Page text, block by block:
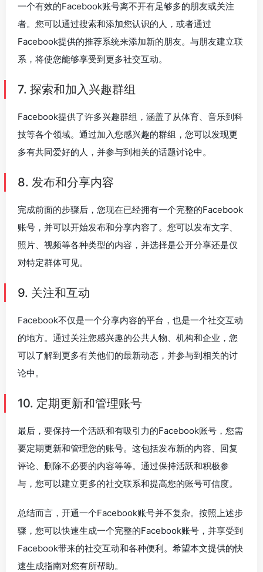
一个有效的Facebook账号离不开有足够多的朋友或关注
者。您可以通过搜索和添加您认识的人，或者通过
Facebook提供的推荐系统来添加新的朋友。与朋友建立联
系，将使您能够享受到更多社交互动。
7. 探索和加入兴趣群组
Facebook提供了许多兴趣群组，涵盖了从体育、音乐到科
技等各个领域。通过加入您感兴趣的群组，您可以发现更
多有共同爱好的人，并参与到相关的话题讨论中。
8. 发布和分享内容
完成前面的步骤后，您现在已经拥有一个完整的Facebook
账号，并可以开始发布和分享内容了。您可以发布文字、
照片、视频等各种类型的内容，并选择是公开分享还是仅
对特定群体可见。
9. 关注和互动
Facebook不仅是一个分享内容的平台，也是一个社交互动
的地方。通过关注您感兴趣的公共人物、机构和企业，您
可以了解到更多有关他们的最新动态，并参与到相关的讨
论中。
10. 定期更新和管理账号
最后，要保持一个活跃和有吸引力的Facebook账号，您需
要定期更新和管理您的账号。这包括发布新的内容、回复
评论、删除不必要的内容等等。通过保持活跃和积极参
与，您可以建立更多的社交联系和提高您的账号可信度。
总结而言，开通一个Facebook账号并不复杂。按照上述步
骤，您可以快速生成一个完整的Facebook账号，并享受到
Facebook带来的社交互动和各种便利。希望本文提供的快
速生成指南对您有所帮助。